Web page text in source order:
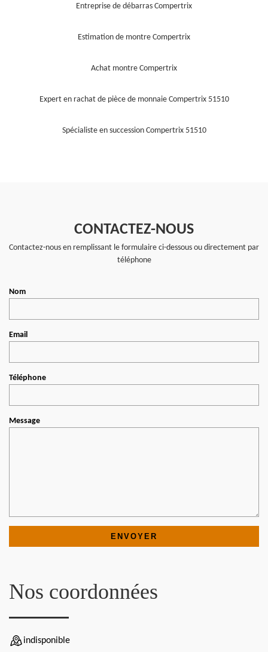
Entreprise de débarras Compertrix
Estimation de montre Compertrix
Achat montre Compertrix
Expert en rachat de pièce de monnaie Compertrix 51510
Spécialiste en succession Compertrix 51510
CONTACTEZ-NOUS
Contactez-nous en remplissant le formulaire ci-dessous ou directement par
téléphone
Nom
Email
Téléphone
Message
Nos coordonnées
indisponible